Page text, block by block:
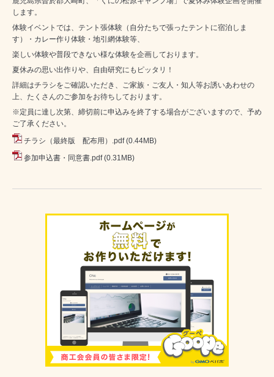
します。
体験イベントでは、テント張体験（自分たちで張ったテントに宿泊しま
す）・カレー作り体験・地引網体験等、
楽しい体験や普段できない様な体験を企画しております。
夏休みの思い出作りや、自由研究にもピッタリ！
詳細はチラシをご確認いただき、ご家族・ご友人・知人等お誘いあわせの
上、たくさんのご参加をお待ちしております。
※定員に達し次第、締切前に申込みを終了する場合がございますので、予め
ご了承ください。
チラシ（最終版 配布用）.pdf (0.44MB)
参加申込書・同意書.pdf (0.31MB)